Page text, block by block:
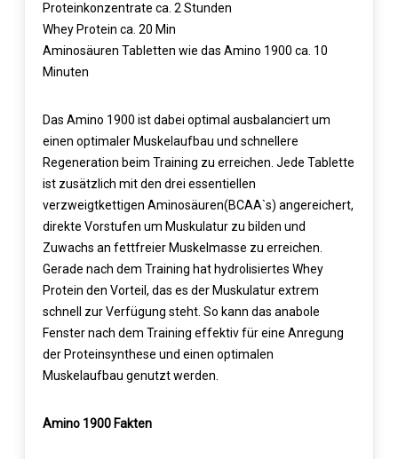
Proteinkonzentrate ca. 2 Stunden
Whey Protein ca. 20 Min
Aminosäuren Tabletten wie das Amino 1900 ca. 10
Minuten
Das Amino 1900 ist dabei optimal ausbalanciert um
einen optimaler Muskelaufbau und schnellere
Regeneration beim Training zu erreichen. Jede Tablette
ist zusätzlich mit den drei essentiellen
verzweigtkettigen Aminosäuren(BCAA`s) angereichert,
direkte Vorstufen um Muskulatur zu bilden und
Zuwachs an fettfreier Muskelmasse zu erreichen.
Gerade nach dem Training hat hydrolisiertes Whey
Protein den Vorteil, das es der Muskulatur extrem
schnell zur Verfügung steht. So kann das anabole
Fenster nach dem Training effektiv für eine Anregung
der Proteinsynthese und einen optimalen
Muskelaufbau genutzt werden.
Amino 1900 Fakten